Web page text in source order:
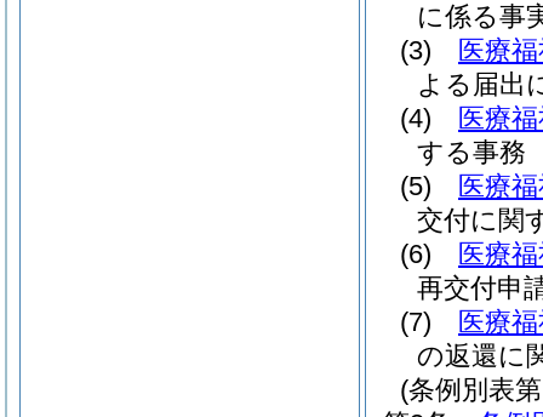
に係る事
(3)
医療
よる届出
(4)
医療
する事務
(5)
医療
交付に関
(6)
医療
再交付申
(7)
医療
の返還に
(条例別表